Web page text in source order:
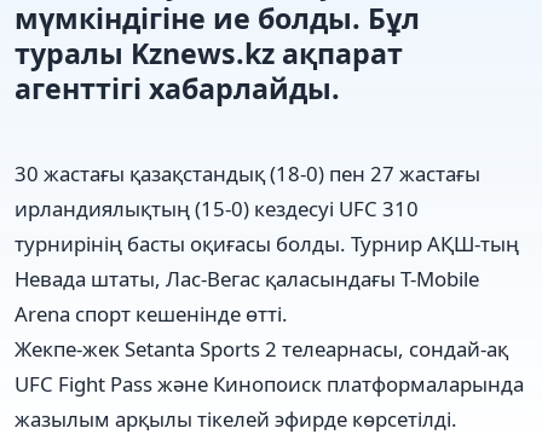
мүмкіндігіне ие болды. Бұл
туралы Kznews.kz ақпарат
агенттігі хабарлайды.
30 жастағы қазақстандық (18-0) пен 27 жастағы
ирландиялықтың (15-0) кездесуі UFC 310
турнирінің басты оқиғасы болды. Турнир АҚШ-тың
Невада штаты, Лас-Вегас қаласындағы T-Mobile
Arena спорт кешенінде өтті.
Жекпе-жек Setanta Sports 2 телеарнасы, сондай-ақ
UFC Fight Pass және Кинопоиск платформаларында
жазылым арқылы тікелей эфирде көрсетілді.